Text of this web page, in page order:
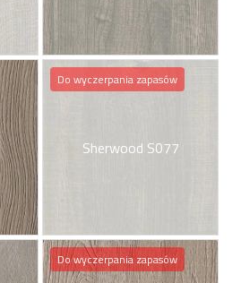
Sherwood S077
Do wyczerpania zapasów
Do wyczerpania zapasów